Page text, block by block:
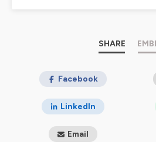
Un moment unique et sans
confidentialite
pour plus
SHARE
Facebook
LinkedIn
Email